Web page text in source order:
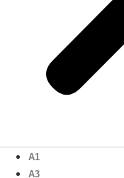
A1
A3